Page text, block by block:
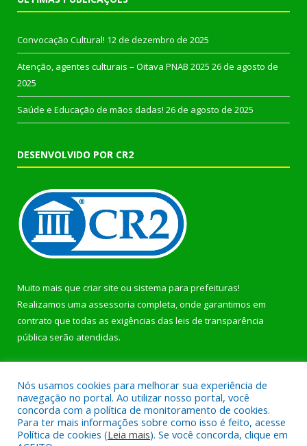
Convocação Cultural! 12 de dezembro de 2025
Atenção, agentes culturais – Oitava PNAB 2025 26 de agosto de
2025
Saúde e Educação de mãos dadas! 26 de agosto de 2025
DESENVOLVIDO POR CR2
Muito mais que criar site ou sistema para prefeituras!
Realizamos uma assessoria completa, onde garantimos em
contrato que todas as exigências das leis de transparência
pública serão atendidas.
Todos os direitos reservados a Prefeitura Municipal de Bonito.
Nós usamos cookies para melhorar sua experiência de
navegação no portal. Ao utilizar nosso portal, você
concorda com a política de monitoramento de cookies.
Para ter mais informações sobre como isso é feito, acesse
Política de cookies (Leia mais). Se você concorda, clique em